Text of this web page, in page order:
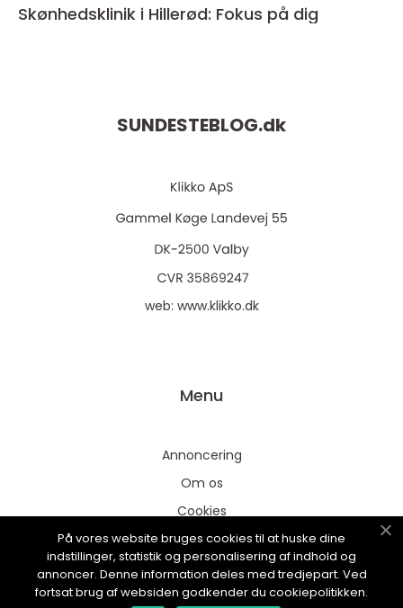
Skønhedsklinik i Hillerød: Fokus på dig
SUNDESTEBLOG.dk
web: www.klikko.dk
Menu
Annoncering
Om os
Cookies
Kontakt os
Sitemap
På vores website bruges cookies til at huske dine
indstillinger, statistik og personalisering af indhold og
annoncer. Denne information deles med tredjepart. Ved
fortsat brug af websiden godkender du cookiepolitikken.